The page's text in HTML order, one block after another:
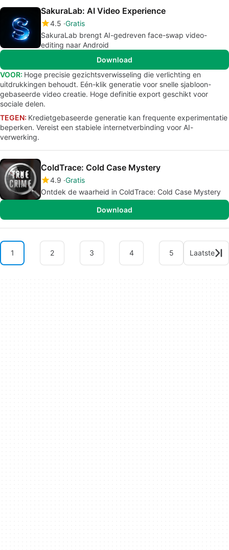
SakuraLab: AI Video Experience
4.5 Gratis
SakuraLab brengt AI-gedreven face-swap video-
editing naar Android
Download
VOOR: Hoge precisie gezichtsverwisseling die verlichting en
uitdrukkingen behoudt. Eén-klik generatie voor snelle sjabloon-
gebaseerde video creatie. Hoge definitie export geschikt voor
sociale delen.
TEGEN: Kredietgebaseerde generatie kan frequente experimentatie
beperken. Vereist een stabiele internetverbinding voor AI-
verwerking.
ColdTrace: Cold Case Mystery
4.9 Gratis
Ontdek de waarheid in ColdTrace: Cold Case Mystery
Download
1 2 3 4 5 Laatste